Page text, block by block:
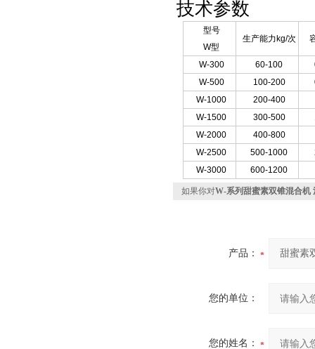
技术参数
型号
W型
生产能力kg/次
W-300 60-100
W-500
100-200
W-1000
200-400
W-1500
300-500
W-2000
400-800
W-2500
500-1000
W-3000
600-1200
如果你对W-系列甜蜜素双锥混合机
产品：
您的单位：
您的姓名：